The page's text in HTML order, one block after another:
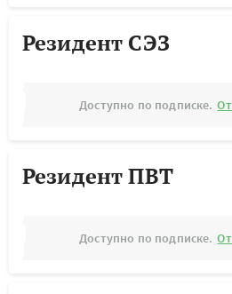
Резидент СЭЗ
Доступно по подписке.
Резидент ПВТ
Доступно по подписке.